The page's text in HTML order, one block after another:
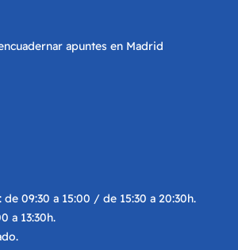
apuntes en Madrid
de 09:30 a 15:00 / de 15:30 a 20:30h.
a 13:30h.